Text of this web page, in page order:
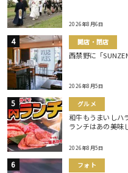
2026年8月6日
開店・閉店
西禁野に「
2026年8月5日
グルメ
和牛もうまいしハ
ランチはあの美味
2026年8月5日
フォト